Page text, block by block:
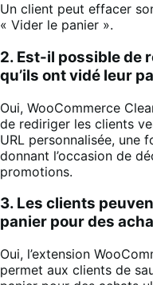
Un client peut effacer
« Vider le panier ».
2. Est-il possible de
qu’ils ont vidé leur
Oui, WooCommerce
de rediriger les clients
URL personnalisée, une
donnant l’occasion de
promotions.
3. Les clients
panier pour des
Oui, l’extension
permet aux clients de